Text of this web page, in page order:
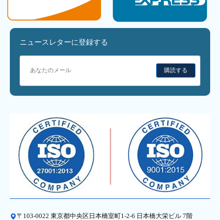
ニュースレターに登録する
購読する
〒103-0022 東京都中央区日本橋室町1-2-6 日本橋大栄ビル 7階